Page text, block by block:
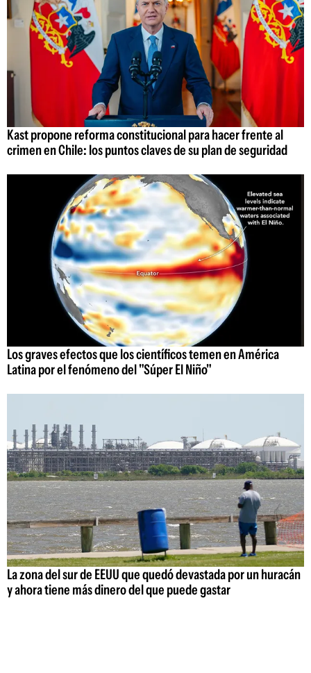
Kast propone reforma constitucional para hacer frente al
crimen en Chile: los puntos claves de su plan de seguridad
Los graves efectos que los científicos temen en América
Latina por el fenómeno del "Súper El Niño"
La zona del sur de EEUU que quedó devastada por un huracán
y ahora tiene más dinero del que puede gastar